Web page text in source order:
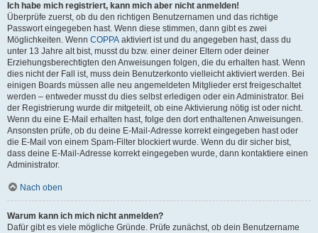
Ich habe mich registriert, kann mich aber nicht anmelden!
Überprüfe zuerst, ob du den richtigen Benutzernamen und das richtige
Passwort eingegeben hast. Wenn diese stimmen, dann gibt es zwei
Möglichkeiten. Wenn COPPA aktiviert ist und du angegeben hast, dass du
unter 13 Jahre alt bist, musst du bzw. einer deiner Eltern oder deiner
Erziehungsberechtigten den Anweisungen folgen, die du erhalten hast. Wenn
dies nicht der Fall ist, muss dein Benutzerkonto vielleicht aktiviert werden. Bei
einigen Boards müssen alle neu angemeldeten Mitglieder erst freigeschaltet
werden – entweder musst du dies selbst erledigen oder ein Administrator. Bei
der Registrierung wurde dir mitgeteilt, ob eine Aktivierung nötig ist oder nicht.
Wenn du eine E-Mail erhalten hast, folge den dort enthaltenen Anweisungen.
Ansonsten prüfe, ob du deine E-Mail-Adresse korrekt eingegeben hast oder
die E-Mail von einem Spam-Filter blockiert wurde. Wenn du dir sicher bist,
dass deine E-Mail-Adresse korrekt eingegeben wurde, dann kontaktiere einen
Administrator.
Nach oben
Warum kann ich mich nicht anmelden?
Dafür gibt es viele mögliche Gründe. Prüfe zunächst, ob dein Benutzername